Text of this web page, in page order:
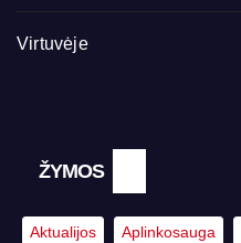
Virtuvėje
ŽYMOS
Aktualijos Aplinkosauga